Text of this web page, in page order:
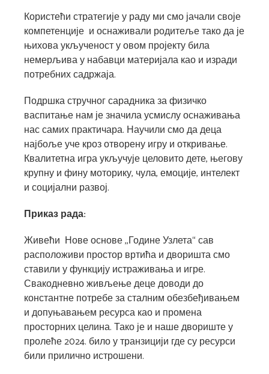
Користећи стратегије у раду ми смо јачали своје
компетенције и оснаживали родитеље тако да је
њихова укљученост у овом пројекту била
немерљива у набавци материјала као и изради
потребних садржаја.
Подршка стручног сарадника за физичко
васпитање нам је значила усмислу оснаживања
нас самих практичара. Научили смо да деца
најбоље уче кроз отворену игру и откривање.
Квалитетна игра укључује целовито дете, његову
крупну и фину моторику, чула, емоције, интелект
и социјални развој.
Приказ рада:
Живећи Нове основе ,,Године Узлета“ сав
расположиви простор вртића и дворишта смо
ставили у функцију истраживања и игре.
Свакодневно живљење деце доводи до
константне потребе за сталним обезбеђивањем
и допуњавањем ресурса као и промена
просторних целина. Тако је и наше двориште у
пролеће 2024. било у транзицији где су ресурси
били прилично истрошени.